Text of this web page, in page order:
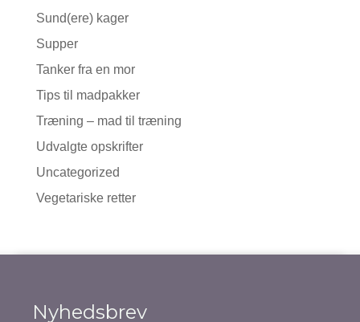
Sund(ere) kager
Supper
Tanker fra en mor
Tips til madpakker
Træning – mad til træning
Udvalgte opskrifter
Uncategorized
Vegetariske retter
Nyhedsbrev